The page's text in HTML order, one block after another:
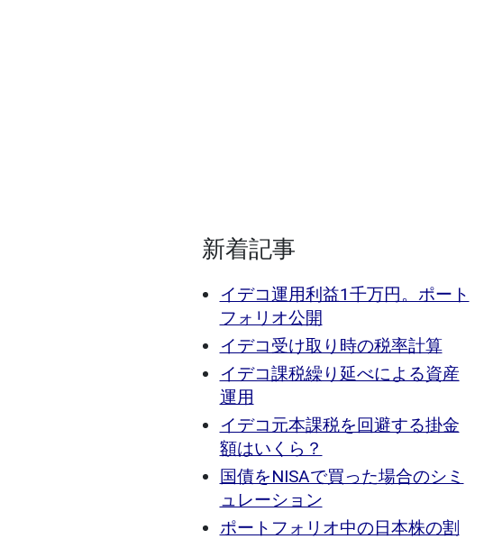
新着記事
イデコ運用利益1千万円。ポート
フォリオ公開
イデコ受け取り時の税率計算
イデコ課税繰り延べによる資産
運用
イデコ元本課税を回避する掛金
額はいくら？
国債をNISAで買った場合のシミ
ュレーション
ポートフォリオ中の日本株の割